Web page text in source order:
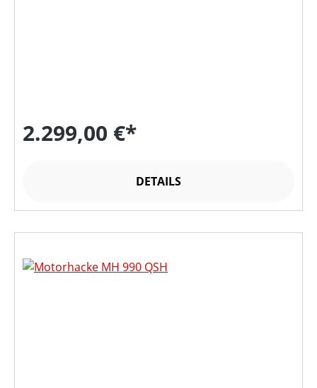
2.299,00 €*
DETAILS